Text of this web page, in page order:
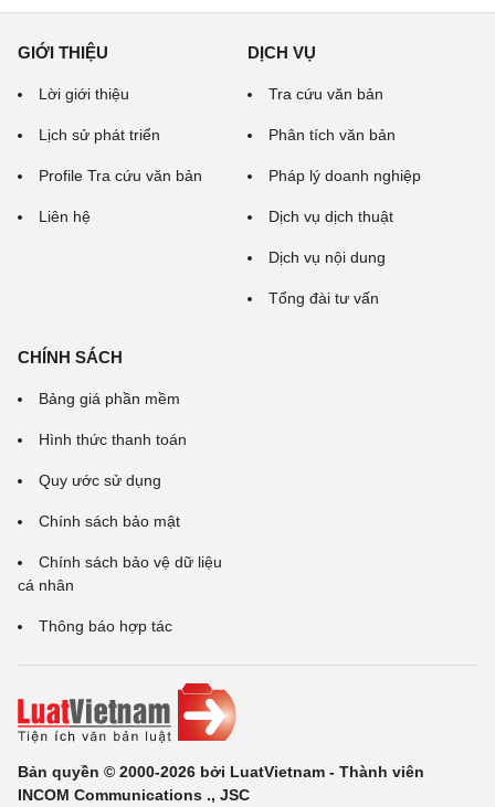
GIỚI THIỆU
Lời giới thiệu
Lịch sử phát triển
Profile Tra cứu văn bản
Liên hệ
DỊCH VỤ
Tra cứu văn bản
Phân tích văn bản
Pháp lý doanh nghiệp
Dịch vụ dịch thuật
Dịch vụ nội dung
Tổng đài tư vấn
CHÍNH SÁCH
Bảng giá phần mềm
Hình thức thanh toán
Quy ước sử dụng
Chính sách bảo mật
Chính sách bảo vệ dữ liệu
cá nhân
Thông báo hợp tác
Bản quyền © 2000-2026 bởi LuatVietnam - Thành viên
INCOM Communications ., JSC